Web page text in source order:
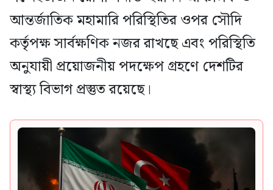
আন্তর্জাতিক মহামারি পরিস্থিতির ওপর সৌদি
কর্তৃপক্ষ সার্বক্ষণিক নজর রাখছে এবং পরিস্থিতি
অনুযায়ী প্রয়োজনীয় পদক্ষেপ গ্রহণে দেশটির
স্বাস্থ্য বিভাগ প্রস্তুত রয়েছে।